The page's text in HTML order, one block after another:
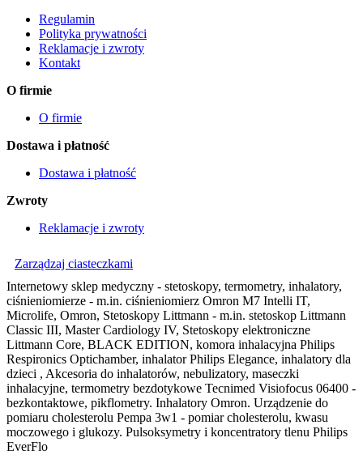
Regulamin
Polityka prywatności
Reklamacje i zwroty
Kontakt
O firmie
O firmie
Dostawa i płatność
Dostawa i płatność
Zwroty
Reklamacje i zwroty
Zarządzaj ciasteczkami
Internetowy sklep medyczny - stetoskopy, termometry, inhalatory,
ciśnieniomierze - m.in. ciśnieniomierz Omron M7 Intelli IT,
Microlife, Omron, Stetoskopy Littmann - m.in. stetoskop Littmann
Classic III, Master Cardiology IV, Stetoskopy elektroniczne
Littmann Core, BLACK EDITION, komora inhalacyjna Philips
Respironics Optichamber, inhalator Philips Elegance, inhalatory dla
dzieci , Akcesoria do inhalatorów, nebulizatory, maseczki
inhalacyjne, termometry bezdotykowe Tecnimed Visiofocus 06400 -
bezkontaktowe, pikflometry. Inhalatory Omron. Urządzenie do
pomiaru cholesterolu Pempa 3w1 - pomiar cholesterolu, kwasu
moczowego i glukozy. Pulsoksymetry i koncentratory tlenu Philips
EverFlo